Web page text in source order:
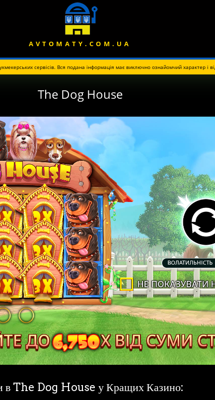
AVTOMATY.COM.UA
сервісів. Вся подана інформація має виключно ознайомчий характер і
The Dog House
в The Dog House у Кращих Казино: